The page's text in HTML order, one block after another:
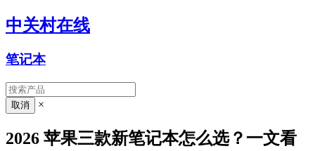
中关村在线
笔记本
×
2026 苹果三款新笔记本怎么选？一文看